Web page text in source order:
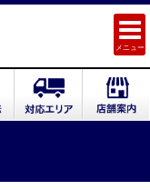
メニュー